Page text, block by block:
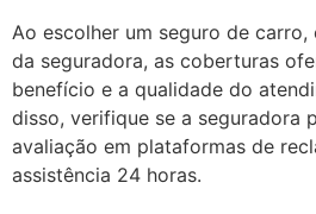
Ao escolher um seguro de
da seguradora, as coberturas
benefício e a qualidade do
disso, verifique se a seguradora
avaliação em plataformas de
assistência 24 horas.